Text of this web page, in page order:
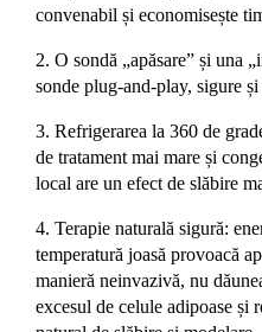
convenabil și economisește
2. O sondă „apăsare” și una
sonde plug-and-play, sigure
3. Refrigerarea la 360 de
de tratament mai mare și
local are un efect de slăbire
4. Terapie naturală sigură:
temperatură joasă provoacă
manieră neinvazivă, nu
excesul de celule adipoase și